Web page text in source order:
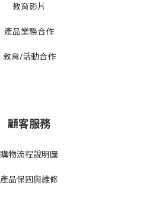
教育影片
產品業務合作
教育/活動合作
顧客服務
購物流程說明圖
產品保固與維修